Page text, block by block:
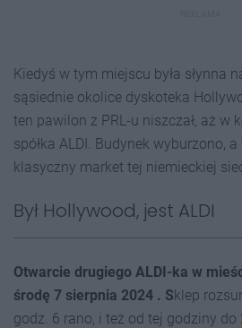
Kiedyś w tym miejscu była słynna
sąsiednie okolice dyskoteka
ten pawilon z PRL-u niszczał, aż w
spółka ALDI. Budynek wyburzono,
klasyczny market tej niemieckiej
Był Hollywood, jest ALDI
Otwarcie drugiego ALDI-ka w
środę 7 sierpnia 2024 . Sklep
godz. 6 rano, i też od tej godziny